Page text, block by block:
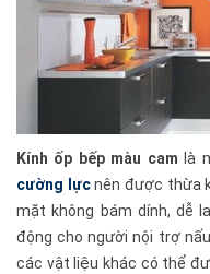
Kính ốp bếp màu cam là
cường lựcnên được thừa
mặt không bám dính, dễ
động cho người nội trợ
các vật liệu khác có thể